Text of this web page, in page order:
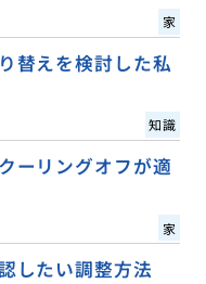
家
替えを検討した私
知識
ーリングオフが適
家
したい調整方法